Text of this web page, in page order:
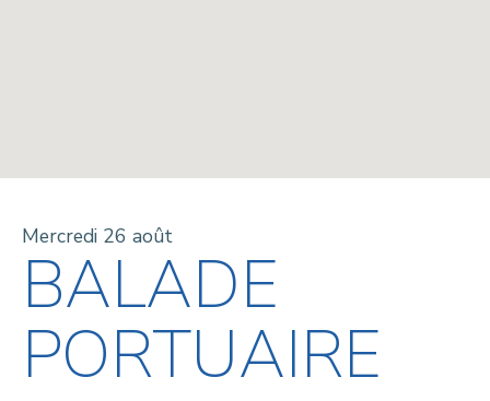
Mercredi 26 août
BALADE
PORTUAIRE